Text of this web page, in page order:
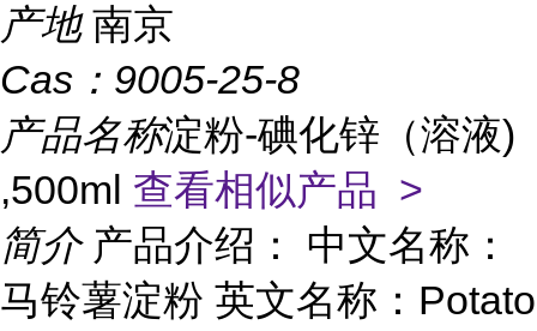
产地 南京
Cas： 9005-25-8
产品名称淀粉-碘化锌（溶液)
,500ml 查看相似产品 >
简介 产品介绍： 中文名称：
马铃薯淀粉 英文名称：Potato